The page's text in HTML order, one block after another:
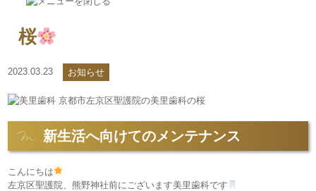
桜
2023.03.23 お知らせ
新生活へ向けてのメンテナンス
こんにちは
左京区聖護院、熊野神社前にございます美里歯科です